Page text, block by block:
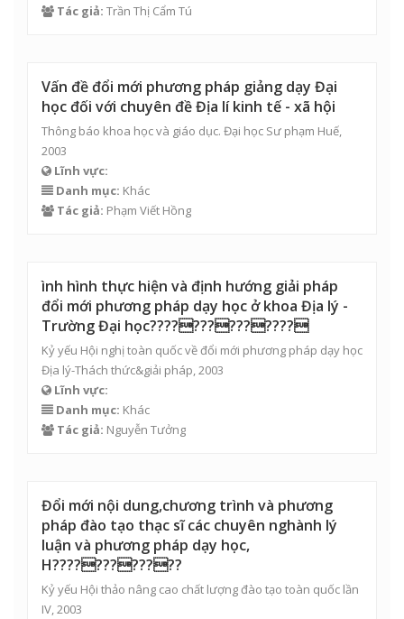
Tác giả: Trần Thị Cẩm Tú
Vấn đề đổi mới phương pháp giảng dạy Đại
học đối với chuyên đề Địa lí kinh tế - xã hội
Thông báo khoa học và giáo dục. Đại học Sư phạm Huế,
2003
Lĩnh vực:
Danh mục: Khác
Tác giả: Phạm Viết Hồng
ình hình thực hiện và định hướng giải pháp
đổi mới phương pháp dạy học ở khoa Địa lý -
Trường Đại học??????????????
Kỷ yếu Hội nghị toàn quốc về đổi mới phương pháp dạy học
Địa lý-Thách thức&giải pháp, 2003
Lĩnh vực:
Danh mục: Khác
Tác giả: Nguyễn Tưởng
Đổi mới nội dung,chương trình và phương
pháp đào tạo thạc sĩ các chuyên nghành lý
luận và phương pháp dạy học,
H????????????
Kỷ yếu Hội thảo nâng cao chất lượng đào tạo toàn quốc lần
IV, 2003